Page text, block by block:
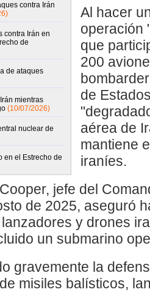
contra Irán
contra Irán en
de
de ataques
mientras
(10/07/2026)
nuclear de
en el Estrecho de
Al hacer
operación
que
200
de
aérea de
mantiene
iraníes.
jefe del
de 2025, aseguró
y drones
un submarino
gravemente la
misiles balísticos,